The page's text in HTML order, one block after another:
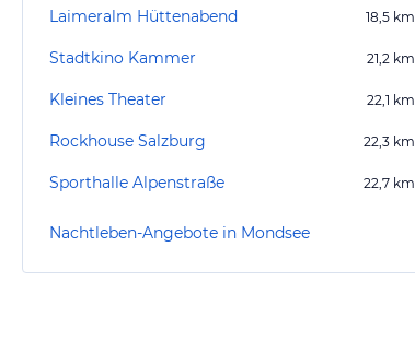
Laimeralm Hüttenabend 18,5 km
Stadtkino Kammer 21,2 km
Kleines Theater 22,1 km
Rockhouse Salzburg 22,3 km
Sporthalle Alpenstraße 22,7 km
Nachtleben-Angebote in Mondsee